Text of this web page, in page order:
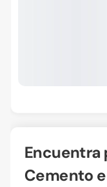
Encuentra proveedores de
Cemento